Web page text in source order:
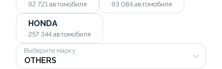
92 721 автомобиля 93 084 автомобиля
HONDA
257 344 автомобиля
Выберите марку